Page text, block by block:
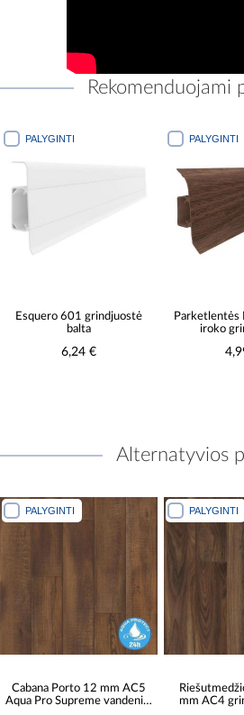
Rekomenduojami
PALYGINTI
Esquero 601 grindjuostė
balta
6,24 €
PALYGINTI
Parketlentės
iroko
Alternatyvios
PALYGINTI
Cabana Porto 12 mm AC5
Aqua Pro Supreme vandeniui
PALYGINTI
mm AC4